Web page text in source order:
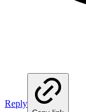
Reply